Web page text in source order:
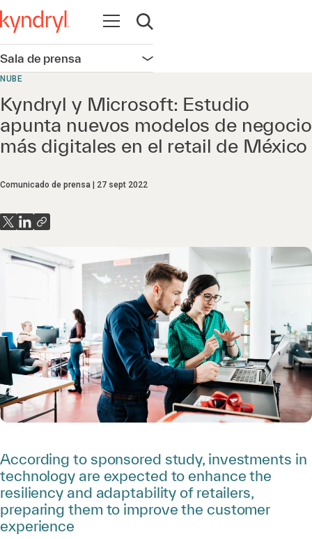
Abrir navegación
Abrir búsqueda
Sala de prensa Abrir navegación
NUBE
Kyndryl y Microsoft: Estudio
apunta nuevos modelos de negocio
más digitales en el retail de México
Comunicado de prensa 27 sept 2022
According to sponsored study, investments in
technology are expected to enhance the
resiliency and adaptability of retailers,
preparing them to improve the customer
experience